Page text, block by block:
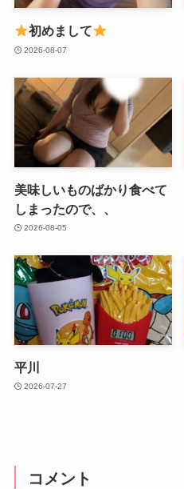
初めまして
2026-08-07
美味しいものばかり食べて
しまったので、、
2026-08-05
平川
2026-07-27
コメント